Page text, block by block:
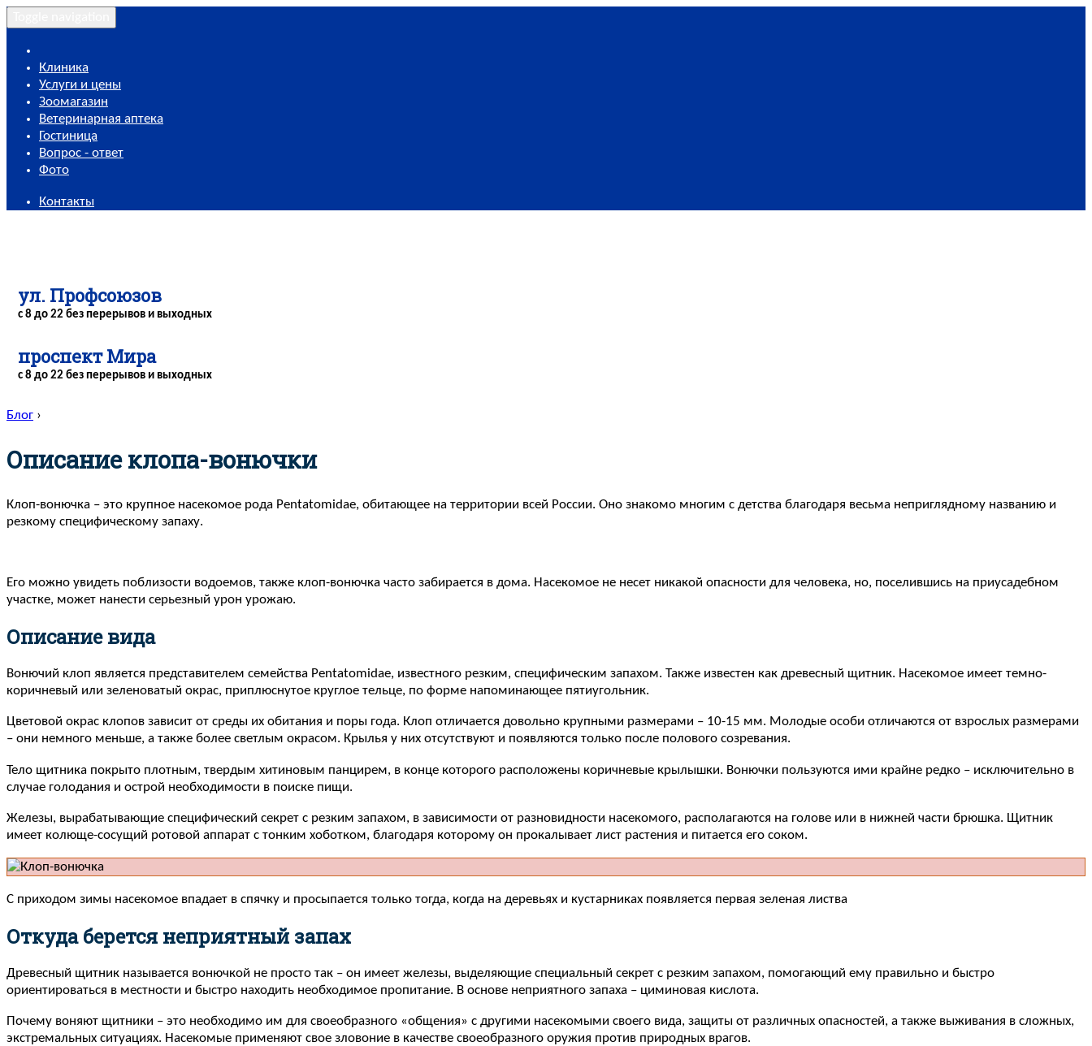
Клиника
Услуги и цены
Зоомагазин
Ветеринарная аптека
Гостиница
Вопрос - ответ
Фото
Контакты
ул. Профсоюзов
с 8 до 22 без перерывов и выходных
проспект Мира
с 8 до 22 без перерывов и выходных
Блог ›
Описание клопа-вонючки
Клоп-вонючка – это крупное насекомое рода Pentatomidae, обитающее на территории всей России. Оно знакомо многим с детства благодаря весьма неприглядному названию и
резкому специфическому запаху.
Его можно увидеть поблизости водоемов, также клоп-вонючка часто забирается в дома. Насекомое не несет никакой опасности для человека, но, поселившись на приусадебном
участке, может нанести серьезный урон урожаю.
Описание вида
Вонючий клоп является представителем семейства Pentatomidae, известного резким, специфическим запахом. Также известен как древесный щитник. Насекомое имеет темно-
коричневый или зеленоватый окрас, приплюснутое круглое тельце, по форме напоминающее пятиугольник.
Цветовой окрас клопов зависит от среды их обитания и поры года. Клоп отличается довольно крупными размерами – 10-15 мм. Молодые особи отличаются от взрослых размерами
– они немного меньше, а также более светлым окрасом. Крылья у них отсутствуют и появляются только после полового созревания.
Тело щитника покрыто плотным, твердым хитиновым панцирем, в конце которого расположены коричневые крылышки. Вонючки пользуются ими крайне редко – исключительно в
случае голодания и острой необходимости в поиске пищи.
Железы, вырабатывающие специфический секрет с резким запахом, в зависимости от разновидности насекомого, располагаются на голове или в нижней части брюшка. Щитник
имеет колюще-сосущий ротовой аппарат с тонким хоботком, благодаря которому он прокалывает лист растения и питается его соком.
С приходом зимы насекомое впадает в спячку и просыпается только тогда, когда на деревьях и кустарниках появляется первая зеленая листва
Откуда берется неприятный запах
Древесный щитник называется вонючкой не просто так – он имеет железы, выделяющие специальный секрет с резким запахом, помогающий ему правильно и быстро
ориентироваться в местности и быстро находить необходимое пропитание. В основе неприятного запаха – циминовая кислота.
Почему воняют щитники – это необходимо им для своеобразного «общения» с другими насекомыми своего вида, защиты от различных опасностей, а также выживания в сложных,
экстремальных ситуациях. Насекомые применяют свое зловоние в качестве своеобразного оружия против природных врагов.